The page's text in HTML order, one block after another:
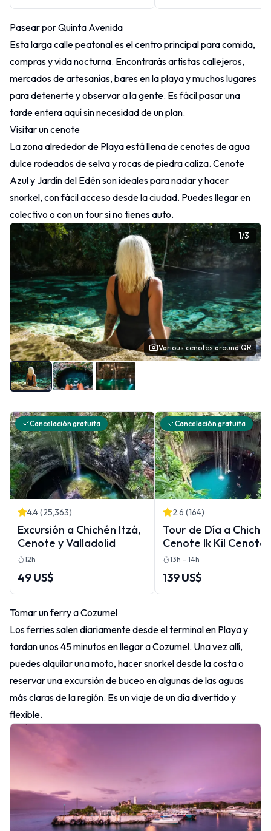
Pasear por Quinta Avenida
Esta larga calle peatonal es el centro principal para comida,
compras y vida nocturna. Encontrarás artistas callejeros,
mercados de artesanías, bares en la playa y muchos lugares
para detenerte y observar a la gente. Es fácil pasar una
tarde entera aquí sin necesidad de un plan.
Visitar un cenote
La zona alrededor de Playa está llena de cenotes de agua
dulce rodeados de selva y rocas de piedra caliza. Cenote
Azul y Jardín del Edén son ideales para nadar y hacer
snorkel, con fácil acceso desde la ciudad. Puedes llegar en
colectivo o con un tour si no tienes auto.
1/3
Various cenotes around QR
Cancelación gratuita
4.4(25,363)
Excursión a Chichén Itzá,
Cenote y Valladolid
12h
49 US$
Cancelación gratuita
2.6 (164)
Tour de Día a
Cenote Ik Kil Cenote
Suytun y Valladolid
13h - 14h
139 US$
Tomar un ferry a Cozumel
Los ferries salen diariamente desde el terminal en Playa y
tardan unos 45 minutos en llegar a Cozumel. Una vez allí,
puedes alquilar una moto, hacer snorkel desde la costa o
reservar una excursión de buceo en algunas de las aguas
más claras de la región. Es un viaje de un día divertido y
flexible.